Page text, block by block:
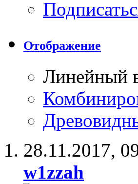
Отображение
Линейный
28.11.2017,
w1zzah